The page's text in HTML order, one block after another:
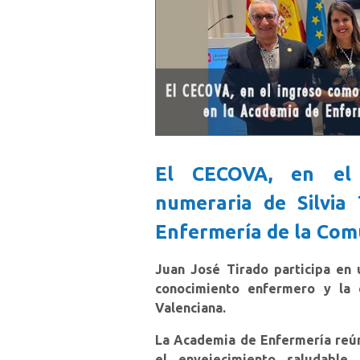
El CECOVA, en el
numeraria de
Enfermería de la
Juan José Tirado participa en
conocimiento enfermero y la
Valenciana.
La Academia de Enfermería